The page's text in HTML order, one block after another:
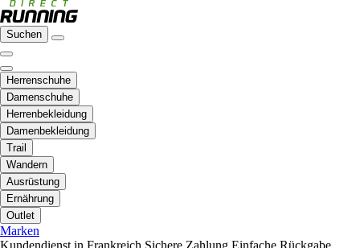
Suchen
Herrenschuhe
Damenschuhe
Herrenbekleidung
Damenbekleidung
Trail
Wandern
Ausrüstung
Ernährung
Outlet
Marken
Kundendienst in Frankreich Sichere Zahlung Einfache Rückgabe